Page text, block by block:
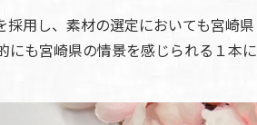
用し、素材の選定においても宮崎県
にも宮崎県の情景を感じられる１本に